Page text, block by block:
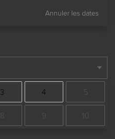
Annuler les dates
3 4 5
8 9 10